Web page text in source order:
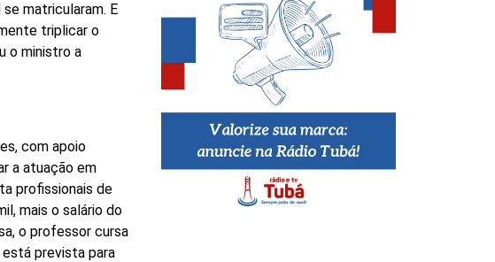
matricularam. E
triplicar o
o ministro a
com apoio
a atuação em
profissionais de
mais o salário do
o professor cursa
prevista para